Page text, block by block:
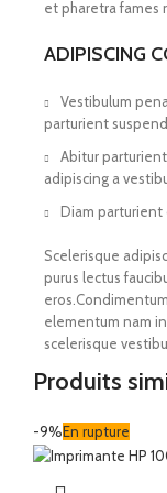
et pharetra fames
ADIPISCING
Vestibulum
parturient
Abitur
adipiscing a
Diam parturient
Scelerisque
purus lectus
elementum nam
scelerisque
Produits
-9%En rupture